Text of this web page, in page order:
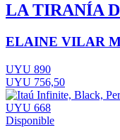
LA TIRANÍA
ELAINE VILAR
UYU 890
UYU 756,50
UYU 668
Disponible